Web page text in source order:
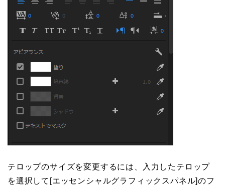
テロップのサイズを変更するには、入力したテロップ
を選択して[エッセンシャルグラフィックスパネル]のフ